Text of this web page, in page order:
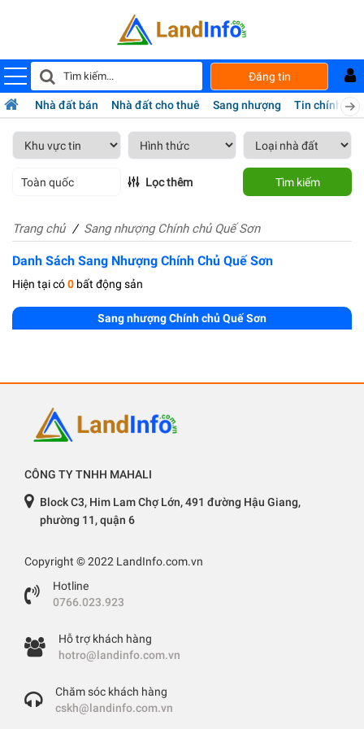
Đăng tin
Nhà đất bán Nhà đất cho thuê Sang nhượng Tin chính chủ
Toàn quốc Lọc thêm Tìm kiếm
Trang chủ Sang nhượng Chính chủ Quế Sơn
Danh Sách Sang Nhượng Chính Chủ Quế Sơn
Hiện tại có0 bất động sản
Sang nhượng Chính chủ Quế Sơn
CÔNG TY TNHH MAHALI
Block C3, Him Lam Chợ Lớn, 491 đường Hậu Giang,
phường 11, quận 6
Copyright © 2022 LandInfo.com.vn
Hotline
0766.023.923
Hỗ trợ khách hàng
hotro@landinfo.com.vn
Chăm sóc khách hàng
cskh@landinfo.com.vn